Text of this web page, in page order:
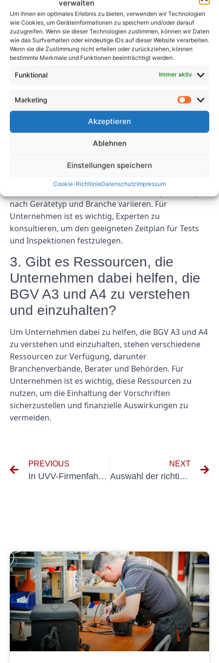
verwalten
Um ihnen ein optimales Erlebnis zu bieten, verwenden wir Technologien
wie Cookies, um Geräteinformationen zu speichern und/oder darauf
zuzugreifen. Wenn sie dieser Technologien zustimmen, können wir Daten
wie das Surfverhalten oder eindeutige IDs auf dieser Website verarbeiten.
Wenn sie die Zustimmung nicht erteilen oder zurückziehen, können
bestimmte Merkmale und Funktionen beeinträchtigt werden.
Funktional Immer aktiv
Marketing
Akzeptieren
Ablehnen
Einstellungen speichern
Cookie-RichtlinieDatenschutzImpressum
und A4?
Bei Nichtbeachtung der BGV A3 und A4 kann es zu
hohen Bußgeldern, Anwaltskosten und möglichen
Unfällen am Arbeitsplatz kommen. Für Unternehmen
ist es unerlässlich, diese Vorschriften einzuhalten, um
die Sicherheit ihrer Mitarbeiter zu gewährleisten und
2. Wie oft sollten Unternehmen
Kontrollen und Prüfungen
durchführen, um der BGV A3 zu
Die Häufigkeit der zur Einhaltung der BGV A3
nach Gerätetyp und Branche variieren. Für
Unternehmen ist es wichtig, Experten zu
konsultieren, um den geeigneten Zeitplan für Tests
und Inspektionen festzulegen.
3. Gibt es Ressourcen, die
Unternehmen dabei helfen, die
BGV A3 und A4 zu verstehen
und einzuhalten?
Um Unternehmen dabei zu helfen, die BGV A3 und A4
zu verstehen und einzuhalten, stehen verschiedene
Ressourcen zur Verfügung, darunter
Branchenverbände, Berater und Behörden. Für
Unternehmen ist es wichtig, diese Ressourcen zu
nutzen, um die Einhaltung der Vorschriften
sicherzustellen und finanzielle Auswirkungen zu
vermeiden.
PREVIOUS
In UVV-Firmenfahrzeuge investieren: Ein kluger Schachzug für Unternehmen
NEXT
Auswahl der richtigen UVV-Flurförderfahrzeuge für Ihr Unternehmen